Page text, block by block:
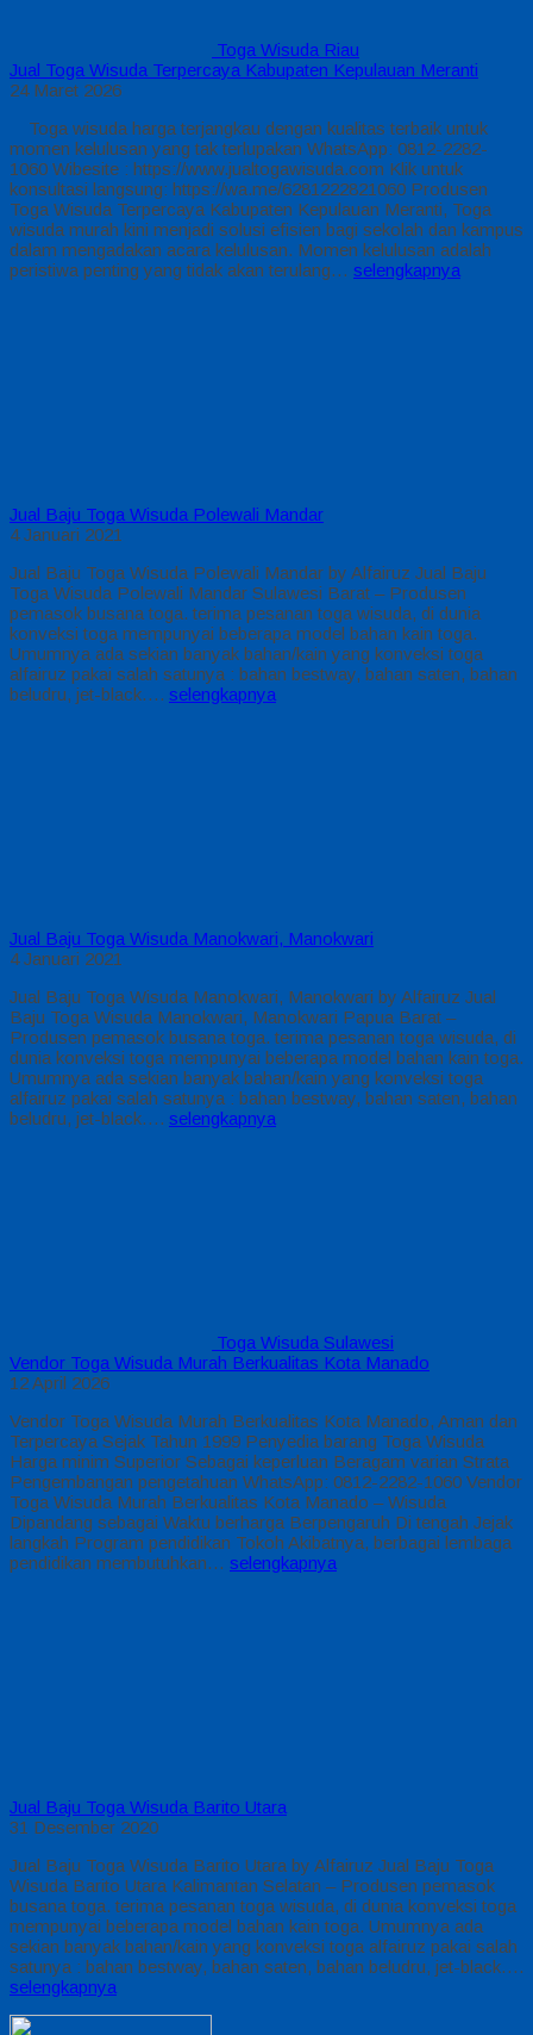
Toga Wisuda Riau
Jual Toga Wisuda Terpercaya Kabupaten Kepulauan Meranti
24 Maret 2026
Toga wisuda harga terjangkau dengan kualitas terbaik untuk
momen kelulusan yang tak terlupakan WhatsApp: 0812-2282-
1060 Wibesite : https://www.jualtogawisuda.com Klik untuk
konsultasi langsung: https://wa.me/6281222821060 Produsen
Toga Wisuda Terpercaya Kabupaten Kepulauan Meranti, Toga
wisuda murah kini menjadi solusi efisien bagi sekolah dan kampus
dalam mengadakan acara kelulusan. Momen kelulusan adalah
peristiwa penting yang tidak akan terulang… selengkapnya
Jual Baju Toga Wisuda Polewali Mandar
4 Januari 2021
Jual Baju Toga Wisuda Polewali Mandar by Alfairuz Jual Baju
Toga Wisuda Polewali Mandar Sulawesi Barat – Produsen
pemasok busana toga. terima pesanan toga wisuda, di dunia
konveksi toga mempunyai beberapa model bahan kain toga.
Umumnya ada sekian banyak bahan/kain yang konveksi toga
alfairuz pakai salah satunya : bahan bestway, bahan saten, bahan
beludru, jet-black…. selengkapnya
Jual Baju Toga Wisuda Manokwari, Manokwari
4 Januari 2021
Jual Baju Toga Wisuda Manokwari, Manokwari by Alfairuz Jual
Baju Toga Wisuda Manokwari, Manokwari Papua Barat –
Produsen pemasok busana toga. terima pesanan toga wisuda, di
dunia konveksi toga mempunyai beberapa model bahan kain toga.
Umumnya ada sekian banyak bahan/kain yang konveksi toga
alfairuz pakai salah satunya : bahan bestway, bahan saten, bahan
beludru, jet-black…. selengkapnya
Toga Wisuda Sulawesi
Vendor Toga Wisuda Murah Berkualitas Kota Manado
12 April 2026
Vendor Toga Wisuda Murah Berkualitas Kota Manado, Aman dan
Terpercaya Sejak Tahun 1999 Penyedia barang Toga Wisuda
Harga minim Superior Sebagai keperluan Beragam varian Strata
Pengembangan pengetahuan WhatsApp: 0812-2282-1060 Vendor
Toga Wisuda Murah Berkualitas Kota Manado – Wisuda
Dipandang sebagai Waktu berharga Berpengaruh Di tengah Jejak
langkah Program pendidikan Tokoh Akibatnya, berbagai lembaga
pendidikan membutuhkan… selengkapnya
Jual Baju Toga Wisuda Barito Utara
31 Desember 2020
Jual Baju Toga Wisuda Barito Utara by Alfairuz Jual Baju Toga
Wisuda Barito Utara Kalimantan Selatan – Produsen pemasok
busana toga. terima pesanan toga wisuda, di dunia konveksi toga
mempunyai beberapa model bahan kain toga. Umumnya ada
sekian banyak bahan/kain yang konveksi toga alfairuz pakai salah
satunya : bahan bestway, bahan saten, bahan beludru, jet-black….
selengkapnya